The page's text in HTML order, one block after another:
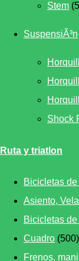
Stem
SuspensiÃ³n
Shock
Ruta y triatlon
Bicicletas
Asiento,
Bicicletas
Cuadro (500)
Frenos,